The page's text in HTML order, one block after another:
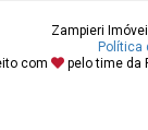
Zampieri
Política
com
pelo time da